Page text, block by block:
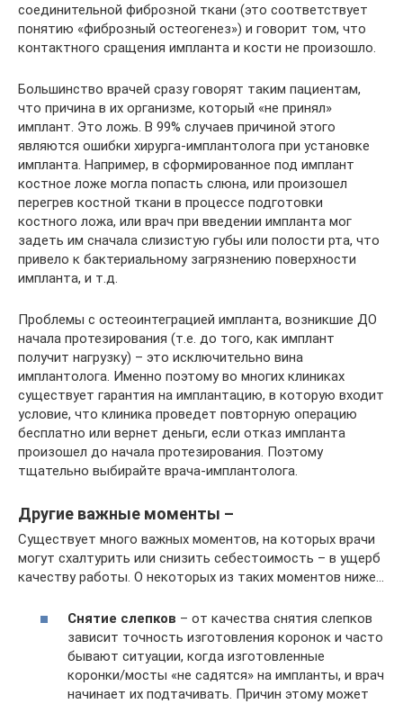
соединительной фиброзной ткани (это соответствует
понятию «фиброзный остеогенез») и говорит том, что
контактного сращения импланта и кости не произошло.
Большинство врачей сразу говорят таким пациентам,
что причина в их организме, который «не принял»
имплант. Это ложь. В 99% случаев причиной этого
являются ошибки хирурга-имплантолога при установке
импланта. Например, в сформированное под имплант
костное ложе могла попасть слюна, или произошел
перегрев костной ткани в процессе подготовки
костного ложа, или врач при введении импланта мог
задеть им сначала слизистую губы или полости рта, что
привело к бактериальному загрязнению поверхности
импланта, и т.д.
Проблемы с остеоинтеграцией импланта, возникшие ДО
начала протезирования (т.е. до того, как имплант
получит нагрузку) – это исключительно вина
имплантолога. Именно поэтому во многих клиниках
существует гарантия на имплантацию, в которую входит
условие, что клиника проведет повторную операцию
бесплатно или вернет деньги, если отказ импланта
произошел до начала протезирования. Поэтому
тщательно выбирайте врача-имплантолога.
Другие важные моменты –
Существует много важных моментов, на которых врачи
могут схалтурить или снизить себестоимость – в ущерб
качеству работы. О некоторых из таких моментов ниже…
Снятие слепков – от качества снятия слепков
зависит точность изготовления коронок и часто
бывают ситуации, когда изготовленные
коронки/мосты «не садятся» на импланты, и врач
начинает их подтачивать. Причин этому может